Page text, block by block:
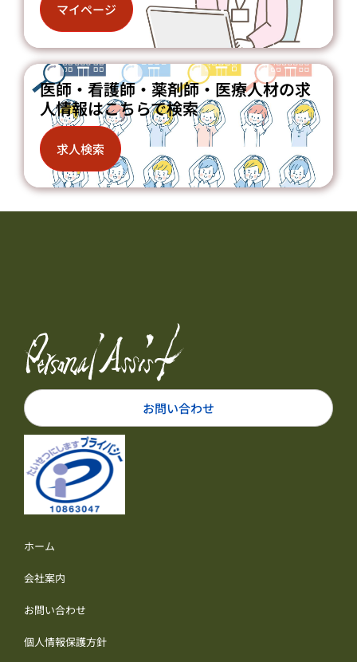
マイページ
医師・看護師・薬剤師・医療人材の求
人情報はこちらで検索
求人検索
お問い合わせ
ホーム
会社案内
お問い合わせ
個人情報保護方針